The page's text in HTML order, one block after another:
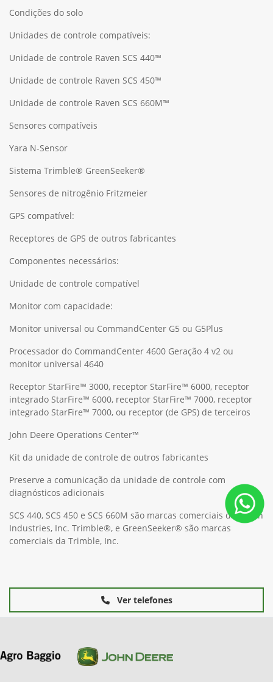
Condições do solo
Unidades de controle compatíveis:
Unidade de controle Raven SCS 440™
Unidade de controle Raven SCS 450™
Unidade de controle Raven SCS 660M™
Sensores compatíveis
Yara N-Sensor
Sistema Trimble® GreenSeeker®
Sensores de nitrogênio Fritzmeier
GPS compatível:
Receptores de GPS de outros fabricantes
Componentes necessários:
Unidade de controle compatível
Monitor com capacidade:
Monitor universal ou CommandCenter G5 ou G5Plus
Processador do CommandCenter 4600 Geração 4 v2 ou
monitor universal 4640
Receptor StarFire™ 3000, receptor StarFire™ 6000, receptor
integrado StarFire™ 6000, receptor StarFire™ 7000, receptor
integrado StarFire™ 7000, ou receptor (de GPS) de terceiros
John Deere Operations Center™
Kit da unidade de controle de outros fabricantes
Preserve a comunicação da unidade de controle com
diagnósticos adicionais
SCS 440, SCS 450 e SCS 660M são marcas comerciais da Raven
Industries, Inc. Trimble®, e GreenSeeker® são marcas
comerciais da Trimble, Inc.
Ver telefones